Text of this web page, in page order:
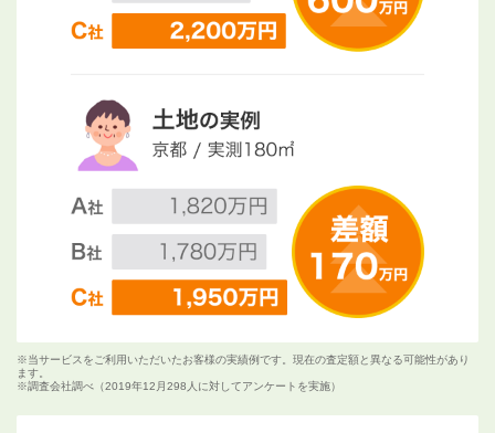
※当サービスをご利用いただいたお客様の実績例です。現在の査定額と異なる可能性があり
ます。
※調査会社調べ（2019年12月298人に対してアンケートを実施）